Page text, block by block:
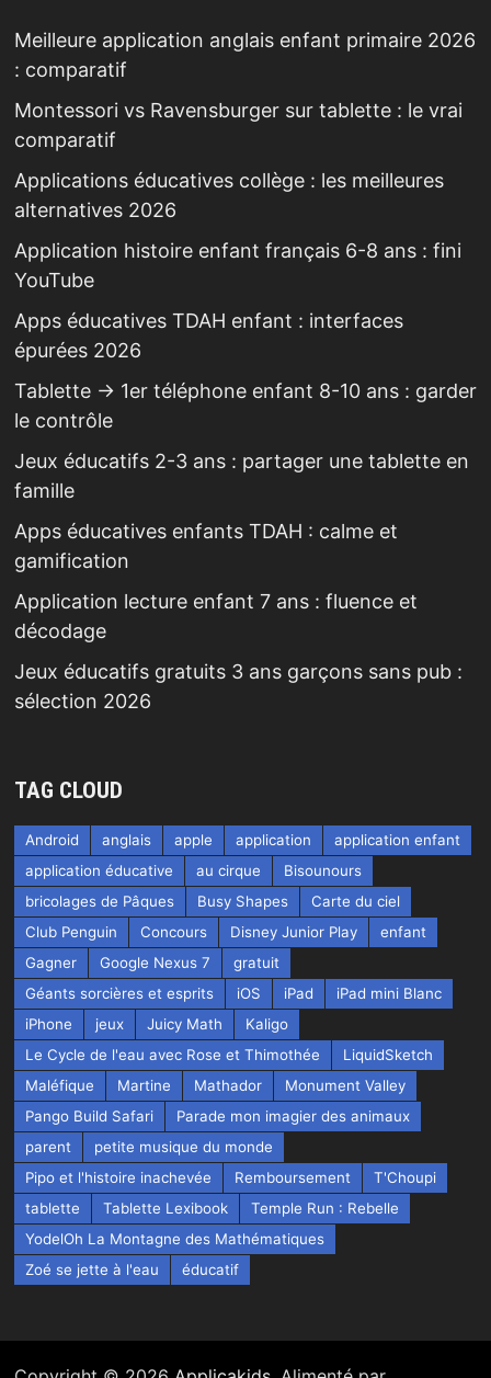
Meilleure application anglais enfant primaire 2026
: comparatif
Montessori vs Ravensburger sur tablette : le vrai
comparatif
Applications éducatives collège : les meilleures
alternatives 2026
Application histoire enfant français 6-8 ans : fini
YouTube
Apps éducatives TDAH enfant : interfaces
épurées 2026
Tablette → 1er téléphone enfant 8-10 ans : garder
le contrôle
Jeux éducatifs 2-3 ans : partager une tablette en
famille
Apps éducatives enfants TDAH : calme et
gamification
Application lecture enfant 7 ans : fluence et
décodage
Jeux éducatifs gratuits 3 ans garçons sans pub :
sélection 2026
TAG CLOUD
Android anglais apple application
application enfant
application éducative
au cirque
Bisounours
bricolages de Pâques
Busy Shapes
Carte du ciel
Club Penguin
Concours Disney Junior Play
enfant
Gagner
Google Nexus 7
gratuit
Géants sorcières et esprits
iOS iPad
iPad mini Blanc
iPhone
jeux Juicy Math
Kaligo
Le Cycle de l'eau avec Rose et Thimothée
LiquidSketch
Maléfique
Martine Mathador
Monument Valley
Pango Build Safari
Parade mon imagier des animaux
parent
petite musique du monde
Pipo et l'histoire inachevée
Remboursement
T'Choupi
tablette
Tablette Lexibook
Temple Run : Rebelle
YodelOh La Montagne des Mathématiques
Zoé se jette à l'eau
éducatif